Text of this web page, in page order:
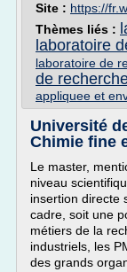
Site : https://
Thèmes liés :
laboratoire
laboratoire de
de
appliquee et
Université
Chimie fine
Le master,
niveau
insertion directe
cadre, soit une
métiers de la
industriels, les
des grands